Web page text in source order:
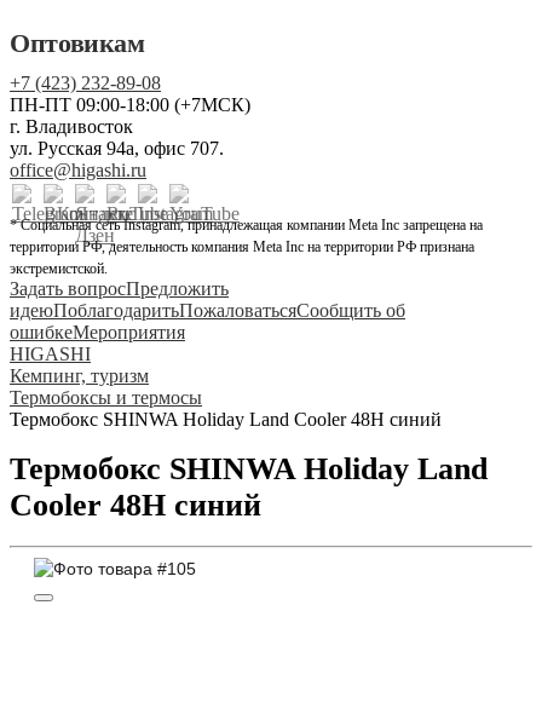
Оптовикам
+7 (423) 232-89-08
ПН-ПТ 09:00-18:00 (+7МСК)
г. Владивосток
ул. Русская 94а, офис 707.
office@higashi.ru
* Социальная сеть Instagram, принадлежащая компании Meta Inc запрещена на
территории РФ, деятельность компания Meta Inc на территории РФ признана
экстремистской.
Задать вопросПредложить
идеюПоблагодаритьПожаловатьсяСообщить об
ошибкеМероприятия
HIGASHI
Кемпинг, туризм
Термобоксы и термосы
Термобокс SHINWA Holiday Land Cooler 48H синий
Термобокс SHINWA Holiday Land
Cooler 48H синий